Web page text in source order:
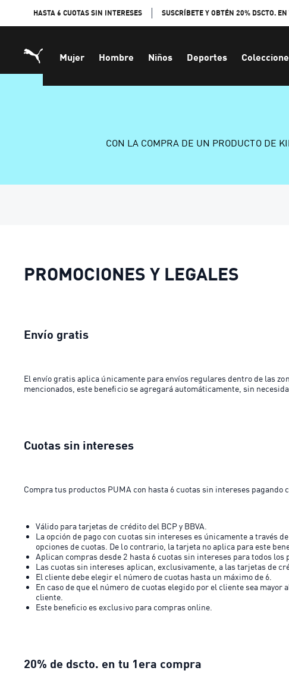
HASTA 6 CUOTAS SIN INTERESES SUSCRÍBETE Y OBTÉN 20% DSCTO.
Mujer Hombre Niños Deportes
CON LA COMPRA DE UN PRODUCTO DE
PROMOCIONES Y LEGALES
Envío gratis
El envío gratis aplica únicamente para envíos regulares dentro de las
mencionados, este beneficio se agregará automáticamente, sin
Cuotas sin intereses
Compra tus productos PUMA con hasta 6 cuotas sin intereses
Válido para tarjetas de crédito del BCP y BBVA.
La opción de pago con cuotas sin intereses es únicamente a través
opciones de cuotas. De lo contrario, la tarjeta no aplica para este
Aplican compras desde 2 hasta 6 cuotas sin intereses para todos los
Las cuotas sin intereses aplican, exclusivamente, a las tarjetas de
El cliente debe elegir el número de cuotas hasta un máximo de 6.
En caso de que el número de cuotas elegido por el cliente sea
cliente.
Este beneficio es exclusivo para compras online.
20% de dscto. en tu 1era compra